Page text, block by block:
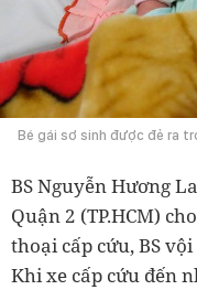
Bé gái sơ sinh được đẻ ra
BS Nguyễn Hương
Quận 2 (TP.HCM)
thoại cấp cứu, BS
Khi xe cấp cứu đến